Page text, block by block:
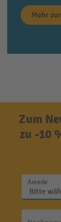
Mehr
Zum
zu -10
Anrede